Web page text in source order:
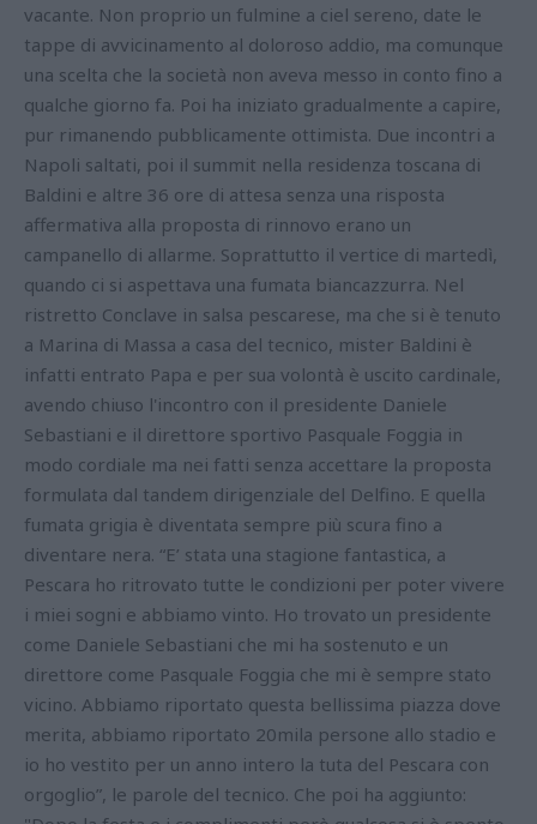
vacante. Non proprio un fulmine a ciel sereno, date le
tappe di avvicinamento al doloroso addio, ma comunque
una scelta che la società non aveva messo in conto fino a
qualche giorno fa. Poi ha iniziato gradualmente a capire,
pur rimanendo pubblicamente ottimista. Due incontri a
Napoli saltati, poi il summit nella residenza toscana di
Baldini e altre 36 ore di attesa senza una risposta
affermativa alla proposta di rinnovo erano un
campanello di allarme. Soprattutto il vertice di martedì,
quando ci si aspettava una fumata biancazzurra. Nel
ristretto Conclave in salsa pescarese, ma che si è tenuto
a Marina di Massa a casa del tecnico, mister Baldini è
infatti entrato Papa e per sua volontà è uscito cardinale,
avendo chiuso l'incontro con il presidente Daniele
Sebastiani e il direttore sportivo Pasquale Foggia in
modo cordiale ma nei fatti senza accettare la proposta
formulata dal tandem dirigenziale del Delfino. E quella
fumata grigia è diventata sempre più scura fino a
diventare nera. “E’ stata una stagione fantastica, a
Pescara ho ritrovato tutte le condizioni per poter vivere
i miei sogni e abbiamo vinto. Ho trovato un presidente
come Daniele Sebastiani che mi ha sostenuto e un
direttore come Pasquale Foggia che mi è sempre stato
vicino. Abbiamo riportato questa bellissima piazza dove
merita, abbiamo riportato 20mila persone allo stadio e
io ho vestito per un anno intero la tuta del Pescara con
orgoglio”, le parole del tecnico. Che poi ha aggiunto: